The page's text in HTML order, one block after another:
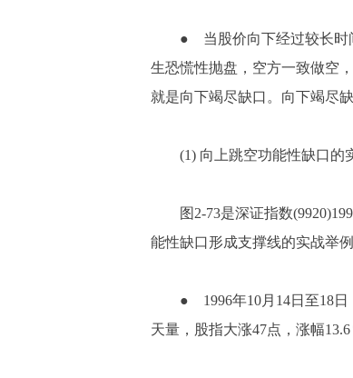
● 当股价向下经过较长时间
生恐慌性抛盘，空方一致做空
就是向下竭尽缺口。向下竭尽
(1) 向上跳空功能性缺口的
图2-73是深证指数
能性缺口形成支撑线的实战举例
● 1996年10月14日至18日，
天量，股指大涨47点，涨幅